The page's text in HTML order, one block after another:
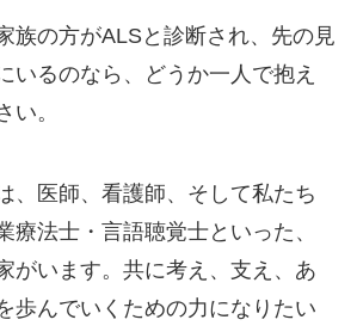
族の方がALSと診断され、先の見
いるのなら、どうか一人で抱え
い。
、医師、看護師、そして私たち
療法士・言語聴覚士といった、
がいます。共に考え、支え、あ
歩んでいくための力になりたい